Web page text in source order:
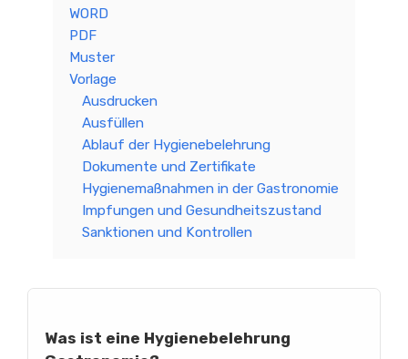
WORD
PDF
Muster
Vorlage
Ausdrucken
Ausfüllen
Ablauf der Hygienebelehrung
Dokumente und Zertifikate
Hygienemaßnahmen in der Gastronomie
Impfungen und Gesundheitszustand
Sanktionen und Kontrollen
Was ist eine Hygienebelehrung